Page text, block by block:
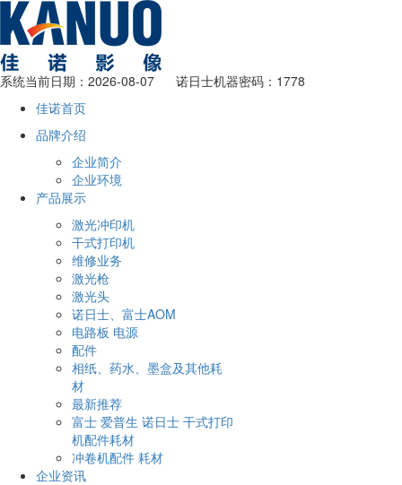
系统当前日期：2026-08-07 诺日士机器密码：1778
佳诺首页
品牌介绍
企业简介
企业环境
产品展示
激光冲印机
干式打印机
维修业务
激光枪
激光头
诺日士、富士AOM
电路板 电源
配件
相纸、药水、墨盒及其他耗
材
最新推荐
富士 爱普生 诺日士 干式打印
机配件耗材
冲卷机配件 耗材
企业资讯